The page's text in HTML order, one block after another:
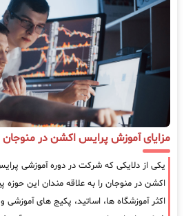
مزایای آموزش پرایس اکشن در منوجان
یکی از دلایکی که شرکت در دوره آموزشی
اکشن در منوجان را به علاقه مندان این
اکثر آموزشگاه ها، اساتید، پکیج های آموزشی